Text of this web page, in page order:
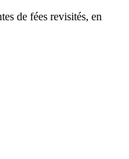
de fées revisités, en